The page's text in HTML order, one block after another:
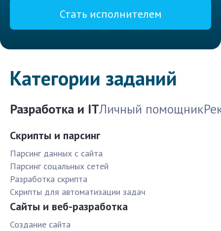
Стать исполнителем
Категории заданий
Разработка и ITЛичный помощник
Скрипты и парсинг
Парсинг данных с сайта
Парсинг соцальных сетей
Разработка скрипта
Скрипты для автоматизации задач
Сайты и веб-разработка
Создание сайта